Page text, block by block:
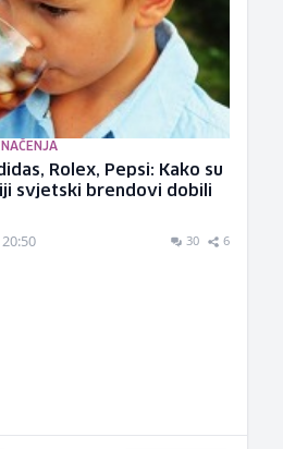
Rolex, Pepsi: Kako su
svjetski brendovi dobili
30 6